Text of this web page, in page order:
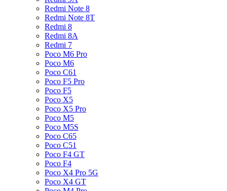
Redmi Note 8
Redmi Note 8T
Redmi 8
Redmi 8A
Redmi 7
Poco M6 Pro
Poco M6
Poco C61
Poco F5 Pro
Poco F5
Poco X5
Poco X5 Pro
Poco M5
Poco M5S
Poco C65
Poco C51
Poco F4 GT
Poco F4
Poco X4 Pro 5G
Poco X4 GT